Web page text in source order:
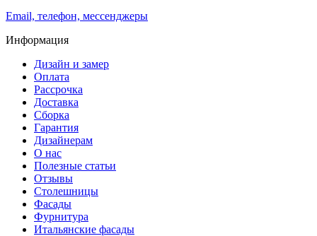
Email, телефон, мессенджеры
Информация
Дизайн и замер
Оплата
Рассрочка
Доставка
Сборка
Гарантия
Дизайнерам
О нас
Полезные статьи
Отзывы
Столешницы
Фасады
Фурнитура
Итальянские фасады